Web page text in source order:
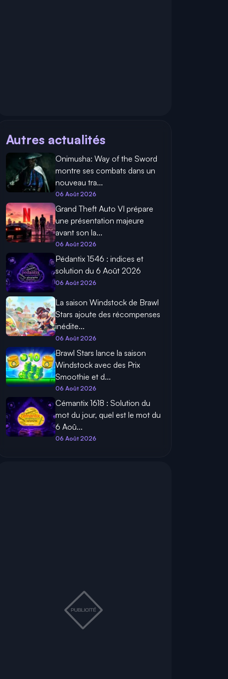
Autres actualités
Onimusha: Way of the Sword
montre ses combats dans un
nouveau tra...
06 Août 2026
Grand Theft Auto VI prépare
une présentation majeure
avant son la...
06 Août 2026
Pédantix 1546 : indices et
solution du 6 Août 2026
06 Août 2026
La saison Windstock de Brawl
Stars ajoute des récompenses
inédite...
06 Août 2026
Brawl Stars lance la saison
Windstock avec des Prix
Smoothie et d...
06 Août 2026
Cémantix 1618 : Solution du
mot du jour, quel est le mot du
6 Aoû...
06 Août 2026